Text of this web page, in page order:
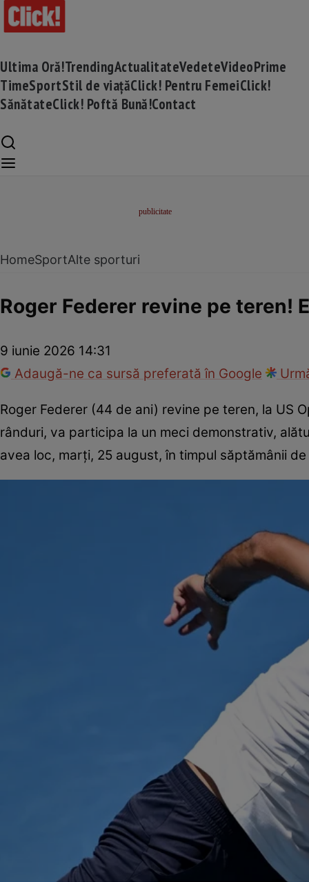
Ultima Oră!TrendingActualitateVedeteVideoPrime
TimeSportStil de viațăClick! Pentru FemeiClick!
SănătateClick! Poftă Bună!Contact
HomeSportAlte sporturi
Roger Federer revine pe teren!
9 iunie 2026 14:31
Adaugă-ne ca sursă preferată în Google
Roger Federer (44 de ani) revine pe teren, la US
rânduri, va participa la un meci demonstrativ,
avea loc, marți, 25 august, în timpul săptămânii